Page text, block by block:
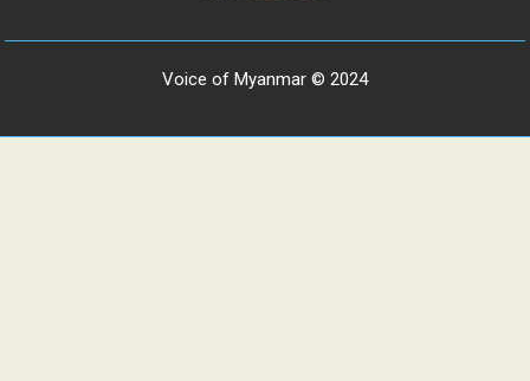
Voice of Myanmar © 2024